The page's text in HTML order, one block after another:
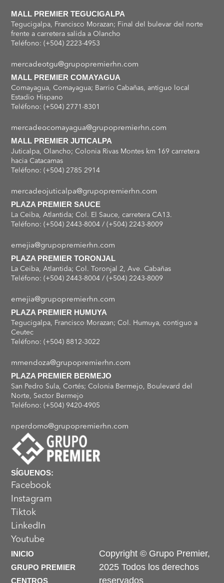
MALL PREMIER TEGUCIGALPA
Tegucigalpa, Francisco Morazan; Final del bulevar del norte
frente a carretera salida a Olancho
Teléfono: (+504) 2223-4953
mercadeotgu@grupopremierhn.com
MALL PREMIER COMAYAGUA
Comayagua, Comayagua; Barrio Cabañas, antiguo local
Estadio Hispano
Teléfono: (+504) 2771-8301
mercadeocomayagua@grupopremierhn.com
MALL PREMIER JUTICALPA
Juticalpa, Olancho; Colonia Rivas Montes km 169 carretera
hacia Catacamas
Teléfono: (+504) 2785 2914
mercadeojuticalpa@grupopremierhn.com
PLAZA PREMIER SAUCE
La Ceiba, Atlantida; Col. El Sauce, carretera CA13.
Teléfono: (+504) 2443-8004 / (+504) 2243-8009
emejia@grupopremierhn.com
PLAZA PREMIER TORONJAL
La Ceiba, Atlantida; Col. Toronjal 2, Ave. Cabañas
Teléfono: (+504) 2443-8004 / (+504) 2243-8009
emejia@grupopremierhn.com
PLAZA PREMIER HUMUYA
Tegucigalpa, Francisco Morazan; Col. Humuya, contiguo a
Ceutec
Teléfono: (+504) 8812-3022
mmendoza@grupopremierhn.com
PLAZA PREMIER BERMEJO
San Pedro Sula, Cortés; Colonia Bermejo, Boulevard del
Norte, Sector Bermejo
Teléfono: (+504) 9420-4905
nperdomo@grupopremierhn.com
SÍGUENOS:
Facebook
Instagram
Tiktok
LinkedIn
Youtube
INICIO
GRUPO PREMIER
CENTROS
Copyright © Grupo Premier,
2025 Todos los derechos
reservados